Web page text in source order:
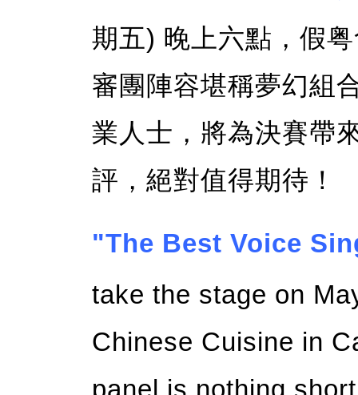
期五) 晚上六點，假
審團陣容堪稱夢幻組
業人士，將為決賽帶
評，絕對值得期待！
"The Best Voice
take the stage on
Chinese Cuisine in
panel is nothing